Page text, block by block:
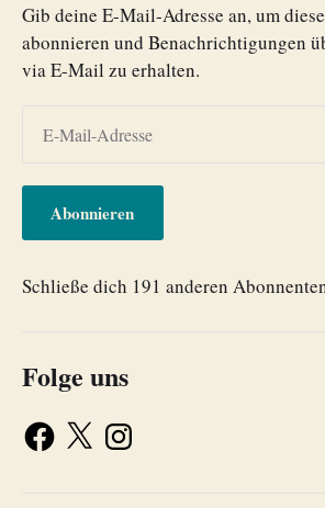
Gib deine E-Mail-Adresse an, um
abonnieren und Benachrichtigungen
via E-Mail zu erhalten.
Abonnieren
Schließe dich 191 anderen
Folge uns